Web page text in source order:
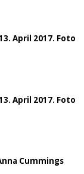
April 2017. Foto
April 2017. Foto
Cummings